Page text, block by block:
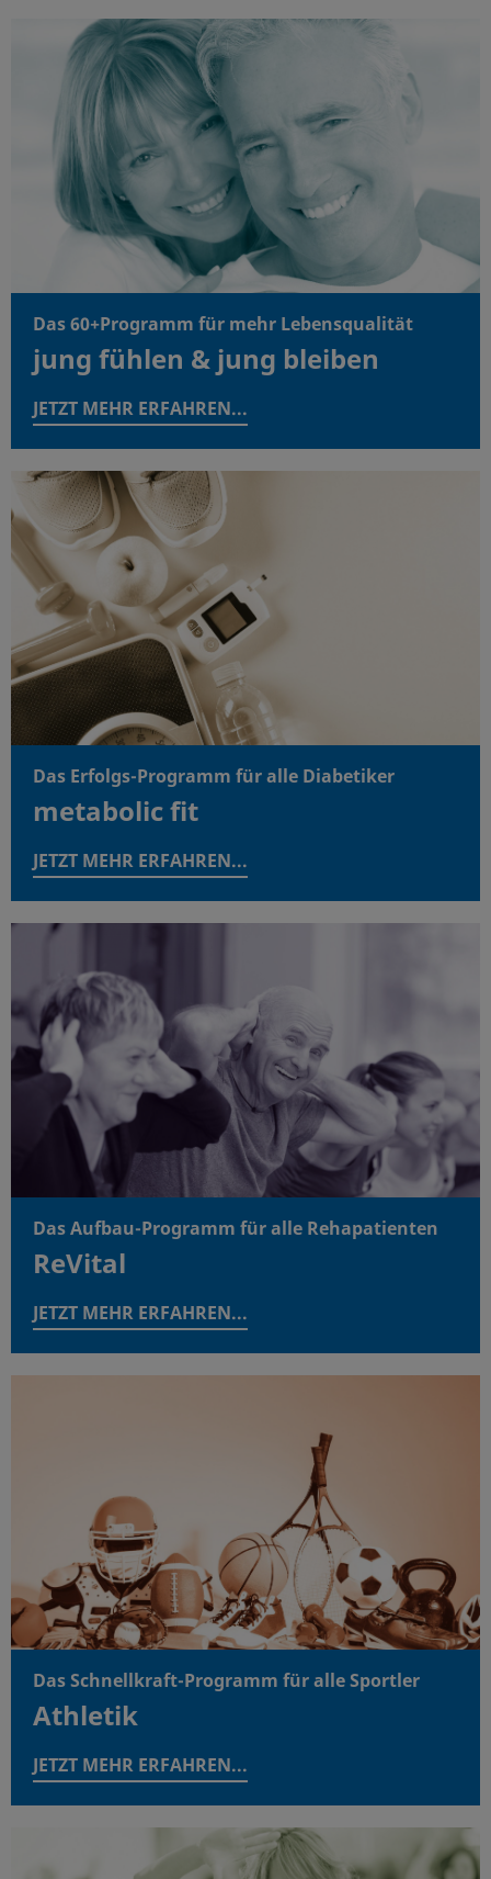
Das 60+Programm für mehr Lebensqualität
jung fühlen & jung bleiben
JETZT MEHR ERFAHREN...
Das Erfolgs-Programm für alle Diabetiker
metabolic fit
JETZT MEHR ERFAHREN...
Das Aufbau-Programm für alle Rehapatienten
ReVital
JETZT MEHR ERFAHREN...
Das Schnellkraft-Programm für alle Sportler
Athletik
JETZT MEHR ERFAHREN...